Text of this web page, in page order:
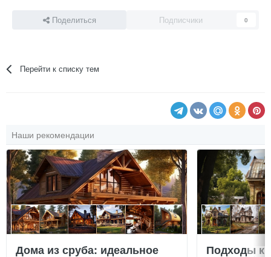
Поделиться Подписчики 0
Перейти к списку тем
Наши рекомендации
Дома из сруба: идеальное
Подходы к